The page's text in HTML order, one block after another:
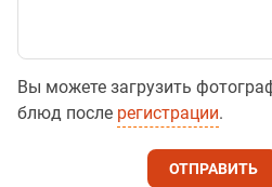
Вы можете загрузить
блюд после регистрации.
ОТПРАВИТЬ